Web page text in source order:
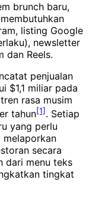
brunch baru,
listing Google
newsletter
dan Reels.
penjualan
$1,1 miliar pada
rasa musim
tahun[1] . Setiap
yang perlu
melaporkan
secara
dari menu teks
tingkat